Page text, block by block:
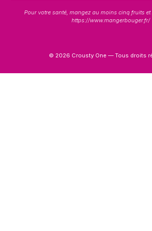
Pour votre santé, mangez au moins cinq fruits
https://www.mangerbouger.fr/
© 2026 Crousty One — Tous droits